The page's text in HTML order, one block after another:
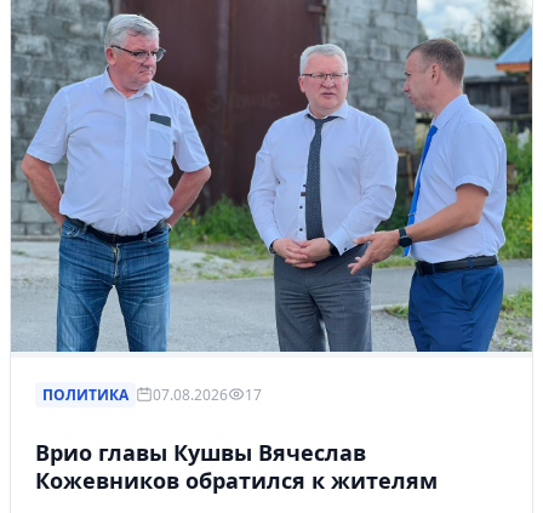
ПОЛИТИКА 07.08.2026 17
Врио главы Кушвы Вячеслав
Кожевников обратился к жителям